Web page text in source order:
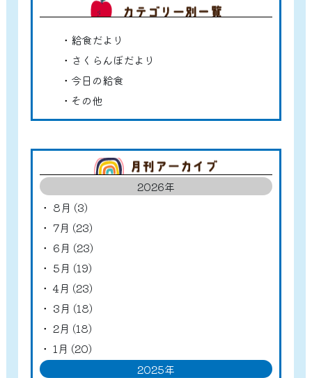
給食だより
さくらんぼだより
今日の給食
その他
2026年
8月 (3)
7月 (23)
6月 (23)
5月 (19)
4月 (23)
3月 (18)
2月 (18)
1月 (20)
2025年